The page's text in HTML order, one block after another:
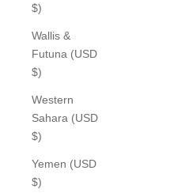
$)
Wallis &
Futuna (USD
$)
Western
Sahara (USD
$)
Yemen (USD
$)